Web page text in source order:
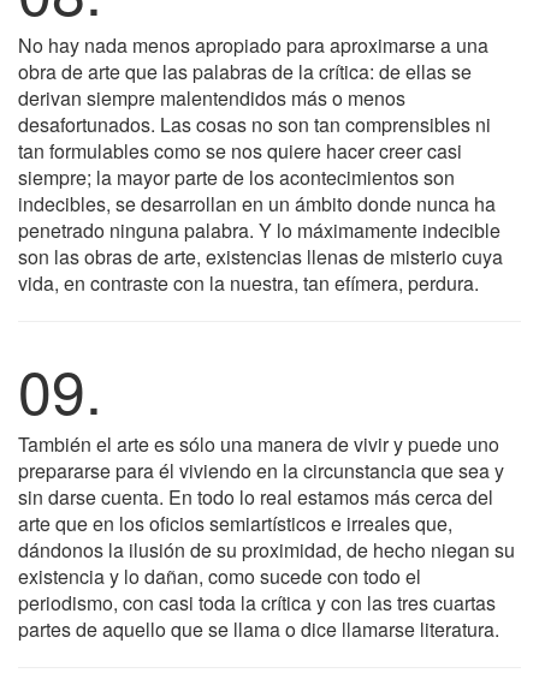
No hay nada menos apropiado para aproximarse a una
obra de arte que las palabras de la crítica: de ellas se
derivan siempre malentendidos más o menos
desafortunados. Las cosas no son tan comprensibles ni
tan formulables como se nos quiere hacer creer casi
siempre; la mayor parte de los acontecimientos son
indecibles, se desarrollan en un ámbito donde nunca ha
penetrado ninguna palabra. Y lo máximamente indecible
son las obras de arte, existencias llenas de misterio cuya
vida, en contraste con la nuestra, tan efímera, perdura.
09.
También el arte es sólo una manera de vivir y puede uno
prepararse para él viviendo en la circunstancia que sea y
sin darse cuenta. En todo lo real estamos más cerca del
arte que en los oficios semiartísticos e irreales que,
dándonos la ilusión de su proximidad, de hecho niegan su
existencia y lo dañan, como sucede con todo el
periodismo, con casi toda la crítica y con las tres cuartas
partes de aquello que se llama o dice llamarse literatura.